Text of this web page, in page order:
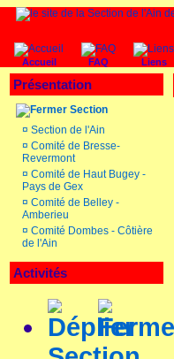
Accueil FAQ Liens
Présentation
Section
¤ Section de l'Ain
¤ Comité de Bresse-
Revermont
¤ Comité de Haut Bugey -
Pays de Gex
¤ Comité de Belley -
Amberieu
¤ Comité Dombes - Côtière
de l'Ain
Activités